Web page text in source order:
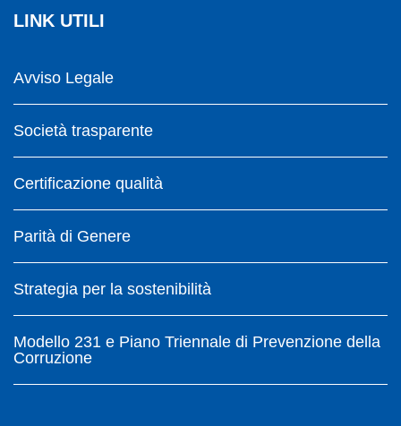
LINK UTILI
Avviso Legale
Società trasparente
Certificazione qualità
Parità di Genere
Strategia per la sostenibilità
Modello 231 e Piano Triennale di Prevenzione della
Corruzione